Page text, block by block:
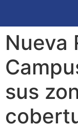
Nueva
sus